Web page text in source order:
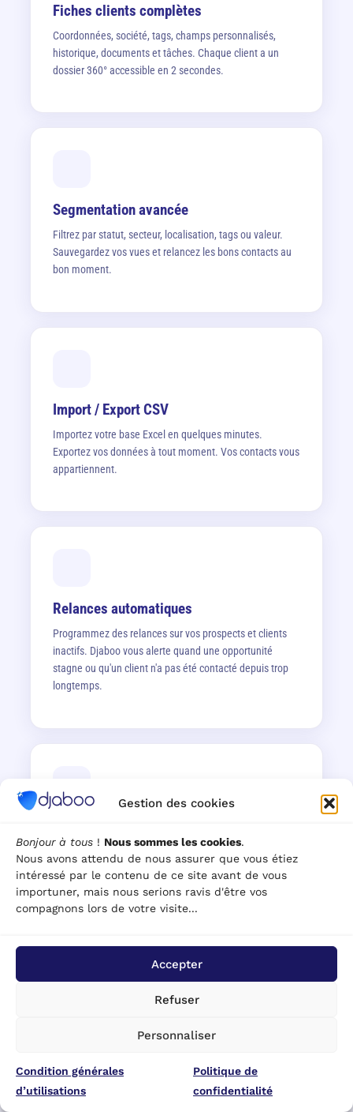
Gestion des cookies
Bonjour à tous ! Nous sommes les cookies.
Nous avons attendu de nous assurer que vous étiez
intéressé par le contenu de ce site avant de vous
importuner, mais nous serions ravis d'être vos
compagnons lors de votre visite...
Accepter
Refuser
Personnaliser
Condition générales
d’utilisations
Politique de
confidentialité
Fiches clients complètes
Coordonnées, société, tags, champs personnalisés,
historique, documents et tâches. Chaque client a un
dossier 360° accessible en 2 secondes.
Segmentation avancée
Filtrez par statut, secteur, localisation, tags ou valeur.
Sauvegardez vos vues et relancez les bons contacts au
bon moment.
Import / Export CSV
Importez votre base Excel en quelques minutes.
Exportez vos données à tout moment. Vos contacts vous
appartiennent.
Relances automatiques
Programmez des relances sur vos prospects et clients
inactifs. Djaboo vous alerte quand une opportunité
stagne ou qu'un client n'a pas été contacté depuis trop
longtemps.
Données hébergées en France. Droits d'accès par rôle.
Gestion des consentements. Export et suppression de
données à la demande, conforme RGPD.
avec des droits d'accès différenciés. Une seule source de
vérité pour tous.